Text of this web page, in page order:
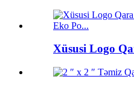
Xüsusi Logo